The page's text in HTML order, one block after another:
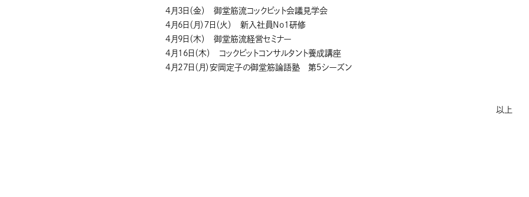
4月3日（金） 御堂筋流コックピット会議見学会
4月6日（月）７日（火） 新入社員No1研修
4月9日（木） 御堂筋流経営セミナー
4月16日（木） コックピットコンサルタント養成講座
4月27日（月）安岡定子の御堂筋論語塾 第５シーズン
以上